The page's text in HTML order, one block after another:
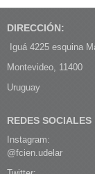
DIRECCIÓN:
Iguá 4225 esquina
Montevideo, 11400
Uruguay
REDES SOCIALES
Instagram:
@fcien.udelar